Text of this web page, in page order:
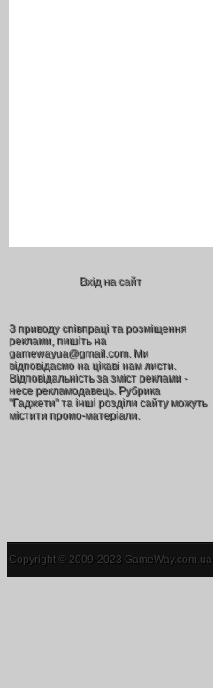
Вхід на сайт
З приводу співпраці та розміщення
реклами, пишіть на
gamewayua@gmail.com. Ми
відповідаємо на цікаві нам листи.
Відповідальність за зміст реклами -
несе рекламодавець. Рубрика
"Гаджети" та інші розділи сайту можуть
містити промо-матеріали.
Copyright © 2009-2023 GameWay.com.ua